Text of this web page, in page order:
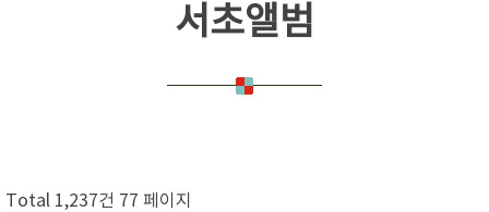
서초앨범
Total 1,237건 77 페이지